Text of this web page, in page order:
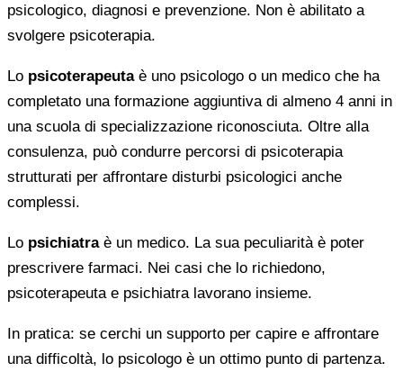
psicologico, diagnosi e prevenzione. Non è abilitato a
svolgere psicoterapia.
Lo psicoterapeutaè uno psicologo o un medico che ha
completato una formazione aggiuntiva di almeno 4 anni in
una scuola di specializzazione riconosciuta. Oltre alla
consulenza, può condurre percorsi di psicoterapia
strutturati per affrontare disturbi psicologici anche
complessi.
Lo psichiatraè un medico. La sua peculiarità è poter
prescrivere farmaci. Nei casi che lo richiedono,
psicoterapeuta e psichiatra lavorano insieme.
In pratica: se cerchi un supporto per capire e affrontare
una difficoltà, lo psicologo è un ottimo punto di partenza.